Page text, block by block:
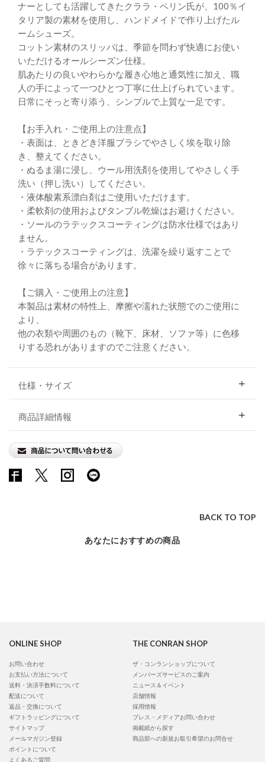
ナーとしても活躍してきたクララ・ペリン氏が、100％イ
タリア製の素材を使用し、ハンドメイドで作り上げたル
ームシューズ。
コットン素材のスリッパは、季節を問わず快適にお使い
いただけるオールシーズン仕様。
肌あたりの良いやわらかな履き心地と通気性に加え、職
人の手によって一つひとつ丁寧に仕上げられています。
日常にそっと寄り添う、シンプルで上質な一足です。
【お手入れ・ご使用上の注意点】
・表面は、ときどき洋服ブラシでやさしく埃を取り除
き、整えてください。
・ぬるま湯に浸し、ウール用洗剤を使用してやさしく手
洗い（押し洗い）してください。
・液体酸素系漂白剤はご使用いただけます。
・柔軟剤の使用およびタンブル乾燥はお避けください。
・ソールのラテックスコーティングは防水仕様ではあり
ません。
・ラテックスコーティングは、洗濯を繰り返すことで
徐々に落ちる場合があります。
【ご購入・ご使用上の注意】
本製品は素材の特性上、摩擦や濡れた状態でのご使用に
より、
他の衣類や周囲のもの（靴下、床材、ソファ等）に色移
りする恐れがありますのでご注意ください。
仕様・サイズ
商品詳細情報
BACK TO TOP
あなたにおすすめの商品
ONLINE SHOP
お問い合わせ
お支払い方法について
送料・決済手数料について
配送について
返品・交換について
ギフトラッピングについて
サイトマップ
メールマガジン登録
ポイントについて
よくあるご質問
THE CONRAN SHOP
ザ・コンランショップについて
メンバーズサービスのご案内
ニュース＆イベント
店舗情報
採用情報
プレス・メディアお問い合わせ
掲載紙から探す
商品部への新規お取引希望のお問合せ